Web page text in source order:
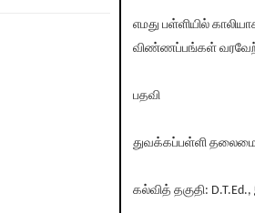
எமது பள்ளியில்
விண்ணப்பங்கள்
பதவி
துவக்கப்பள்ளி தலைமை
கல்வித் தகுதி: D.T.Ed.,